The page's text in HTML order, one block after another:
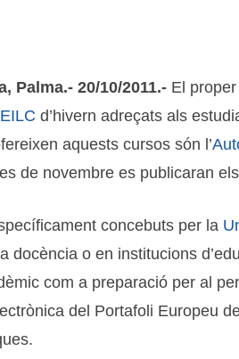
Palma.- 20/10/2011.- El
d’hivern adreçats als
aquests cursos són l’
de novembre es publicaran
concebuts per la
docència o en institucions
com a preparació per al
del Portafoli Europeu